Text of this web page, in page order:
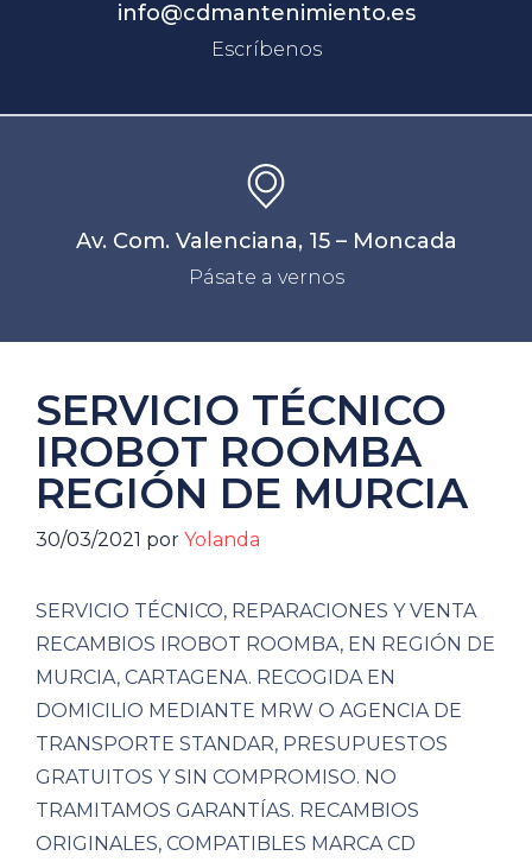
info@cdmantenimiento.es
Escríbenos
Av. Com. Valenciana, 15 – Moncada
Pásate a vernos
SERVICIO TÉCNICO
IROBOT ROOMBA
REGIÓN DE MURCIA
30/03/2021 por Yolanda
SERVICIO TÉCNICO, REPARACIONES Y VENTA
RECAMBIOS IROBOT ROOMBA, EN REGIÓN DE
MURCIA, CARTAGENA. RECOGIDA EN
DOMICILIO MEDIANTE MRW O AGENCIA DE
TRANSPORTE STANDAR, PRESUPUESTOS
GRATUITOS Y SIN COMPROMISO. NO
TRAMITAMOS GARANTÍAS. RECAMBIOS
ORIGINALES, COMPATIBLES MARCA CD